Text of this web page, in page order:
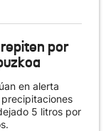
por
en alerta
5 litros por